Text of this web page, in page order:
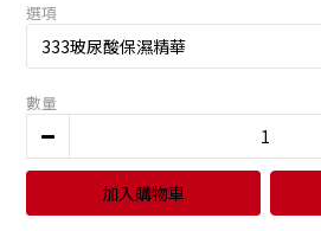
選項
數量
加入購物車